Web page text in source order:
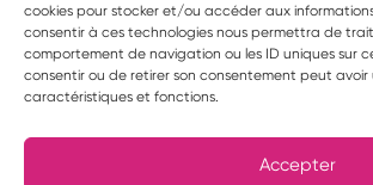
cookies pour stocker et/ou accéder aux
consentir à ces technologies nous permettra de
comportement de navigation ou les ID uniques sur
consentir ou de retirer son consentement peut
caractéristiques et fonctions.
Accepter